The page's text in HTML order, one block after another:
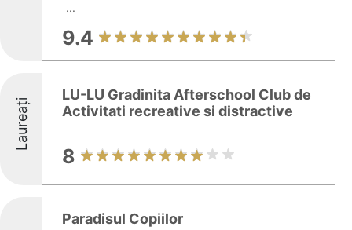
...
9.4
Laureați
LU-LU Gradinita Afterschool Club de
Activitati recreative si distractive
8
Paradisul Copiilor